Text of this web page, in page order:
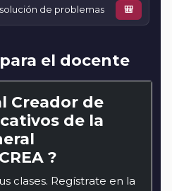
de problemas 🎒
el docente
Creador de
de la
?
clases. Regístrate en la